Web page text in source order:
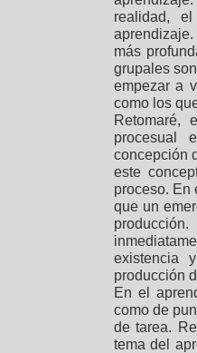
realidad,
más
grupales
empezar a
como los
Retomaré,
procesual
concepción
este
proceso. En
que un
existencia
producción
En el
como de
de tarea.
tema del